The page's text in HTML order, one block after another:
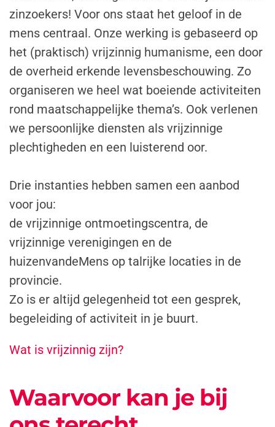
zinzoekers! Voor ons staat het geloof in de
mens centraal. Onze werking is gebaseerd op
het (praktisch) vrijzinnig humanisme, een door
de overheid erkende levensbeschouwing. Zo
organiseren we heel wat boeiende activiteiten
rond maatschappelijke thema’s. Ook verlenen
we persoonlijke diensten als vrijzinnige
plechtigheden en een luisterend oor.
Drie instanties hebben samen een aanbod
voor jou:
de vrijzinnige ontmoetingscentra, de
vrijzinnige verenigingen en de
huizenvandeMens op talrijke locaties in de
provincie.
Zo is er altijd gelegenheid tot een gesprek,
begeleiding of activiteit in je buurt.
Wat is vrijzinnig zijn?
Waarvoor kan je bij